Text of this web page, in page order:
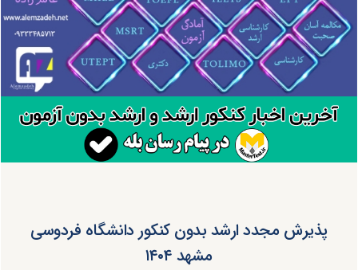
پذیرش مجدد ارشد بدون کنکور دانشگاه فردوسی
مشهد ۱۴۰۴